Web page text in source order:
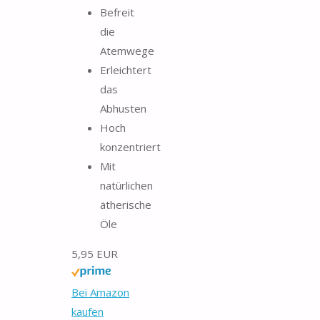
Befreit
die
Atemwege
Erleichtert
das
Abhusten
Hoch
konzentriert
Mit
natürlichen
ätherische
Öle
5,95 EUR
Bei Amazon
kaufen